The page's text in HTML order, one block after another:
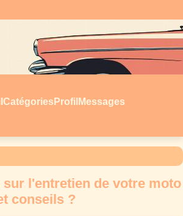
Catégories Profil Messages
l'entretien de votre moto
conseils ?